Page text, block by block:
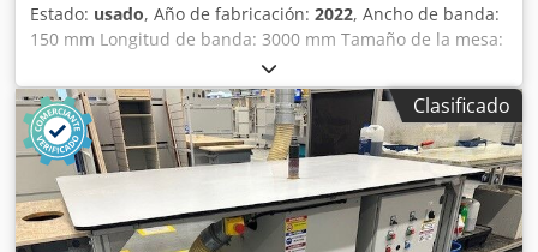
Estado: usado, Año de fabricación: 2022, Ancho de banda:
150 mm Longitud de banda: 3000 mm Tamaño de la mesa:
960 mm x 350 mm Mesa adicional: 330 mm x 330 mm
Dispositivo para lijado de chapa: sí Oscilación: sí Unidad
de lijado basculante: sí Conexión de extracción: 120 mm
Potencia del motor: 3 kW Longitud de la máquina: 1910
mm Anchura de la máquina: 840 mm Peso: 330 kg Dcsdjzq
Dczspfx Ac Djk
Clasificado